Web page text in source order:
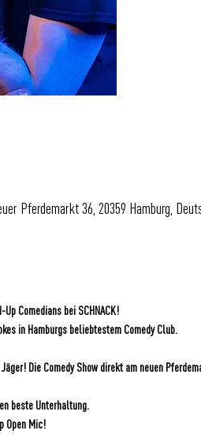
Pferdemarkt 36, 20359 Hamburg,
Comedians bei SCHNACK!
in Hamburgs beliebtestem Comedy Club.
Die Comedy Show direkt am neuen
beste Unterhaltung.
Open Mic!